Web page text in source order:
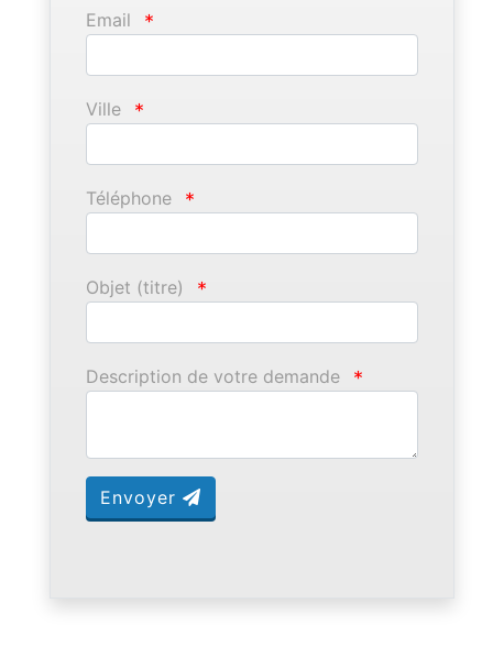
Email *
Ville *
Téléphone *
Objet (titre) *
Description de votre demande *
Envoyer